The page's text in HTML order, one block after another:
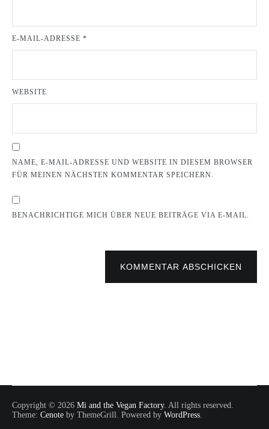
E-MAIL-ADRESSE *
WEBSITE
NAME, E-MAIL-ADRESSE UND WEBSITE IN DIESEM BROWSER
FÜR MEINEN NÄCHSTEN KOMMENTAR SPEICHERN.
BENACHRICHTIGE MICH ÜBER NEUE BEITRÄGE VIA E-MAIL.
KOMMENTAR ABSCHICKEN
Copyright © 2026 Mi and the Vegan Factory. All rights reserved.
Theme: Cenote by ThemeGrill. Powered by WordPress.